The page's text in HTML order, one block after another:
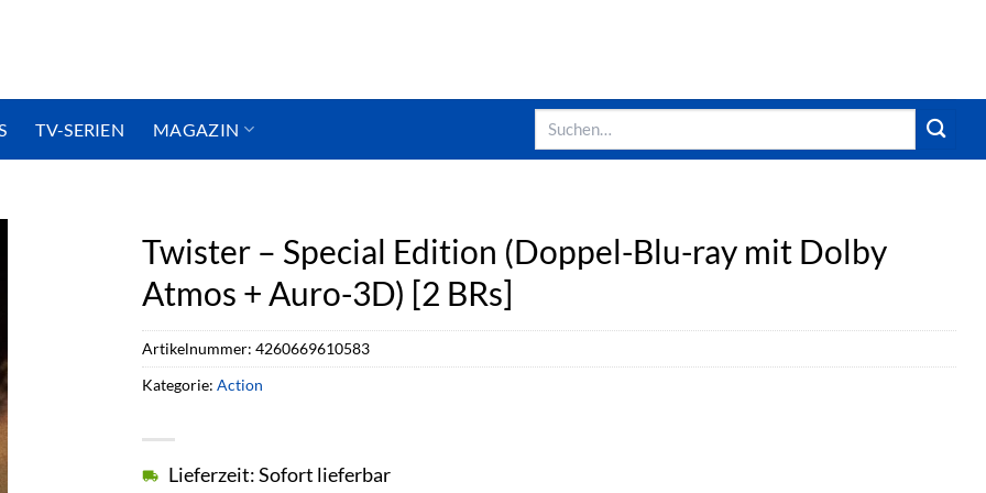
TV-SERIEN MAGAZIN
Suchen
Twister – Special Edition (Doppel-Blu-ray mit Dolby
Atmos + Auro-3D) [2 BRs]
Lieferzeit: Sofort lieferbar
Artikelnummer: 4260669610583
Kategorie: Action